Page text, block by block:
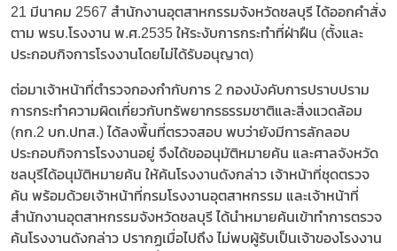
21 มีนาคม 2567 สำนักงานอุตสาหกรรมจังหวัดชลบุรี ได้ออกคำสั่ง
ตาม พรบ.โรงงาน พ.ศ.2535 ให้ระงับการกระทำที่ฝ่าฝืน (ตั้งและ
ประกอบกิจการโรงงานโดยไม่ได้รับอนุญาต)
ต่อมาเจ้าหน้าที่ตำรวจกองกำกับการ 2 กองบังคับการปราบปราม
การกระทำความผิดเกี่ยวกับทรัพยากรธรรมชาติและสิ่งแวดล้อม
(กก.2 บก.ปทส.) ได้ลงพื้นที่ตรวจสอบ พบว่ายังมีการลักลอบ
ประกอบกิจการโรงงานอยู่ จึงได้ขออนุมัติหมายค้น และศาลจังหวัด
ชลบุรีได้อนุมัติหมายค้น ให้ค้นโรงงานดังกล่าว เจ้าหน้าที่ชุดตรวจ
ค้น พร้อมด้วยเจ้าหน้าที่กรมโรงงานอุตสาหกรรม และเจ้าหน้าที่
สำนักงานอุตสาหกรรมจังหวัดชลบุรี ได้นำหมายค้นเข้าทำการตรวจ
ค้นโรงงานดังกล่าว ปรากฏเมื่อไปถึง ไม่พบผู้รับเป็นเจ้าของโรงงาน